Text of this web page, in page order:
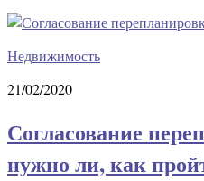
Недвижимость
21/02/2020
Согласование
нужно ли, как